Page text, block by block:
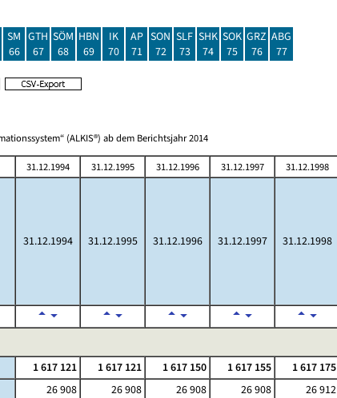
SM
66
GTH
67
SÖM
68
HBN
69
IK
70
AP
71
SON
72
SLF
73
SHK
74
SOK
75
GRZ
76
ABG
77
(ALKIS®) ab dem Berichtsjahr 2014
31.12.1994 31.12.1995 31.12.1996 31.12.1997 31.12.1998
31.12.1994 31.12.1995 31.12.1996 31.12.1997 31.12.1998
1 617 121 1 617 121 1 617 150 1 617 155 1 617 175
26 908 26 908 26 908 26 908 26 912